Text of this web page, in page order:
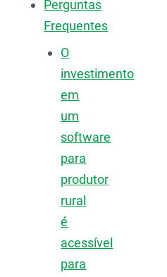
Perguntas
Frequentes
O
investimento
em
um
software
para
produtor
rural
é
acessível
para